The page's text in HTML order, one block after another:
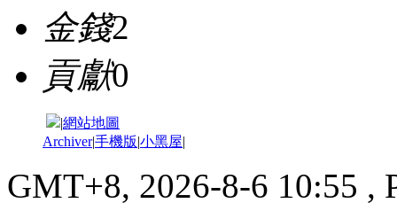
金錢2
貢獻0
|網站地圖
Archiver|手機版|小黑屋|
GMT+8, 2026-8-6 10:55 ,